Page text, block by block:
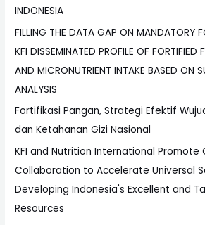
INDONESIA
FILLING THE DATA GAP ON MANDATORY
KFI DISSEMINATED PROFILE OF
AND MICRONUTRIENT INTAKE BASED ON
ANALYSIS
Fortifikasi Pangan, Strategi Efektif
dan Ketahanan Gizi Nasional
KFI and Nutrition International Promote
Collaboration to Accelerate Universal
Developing Indonesia's Excellent and
Resources